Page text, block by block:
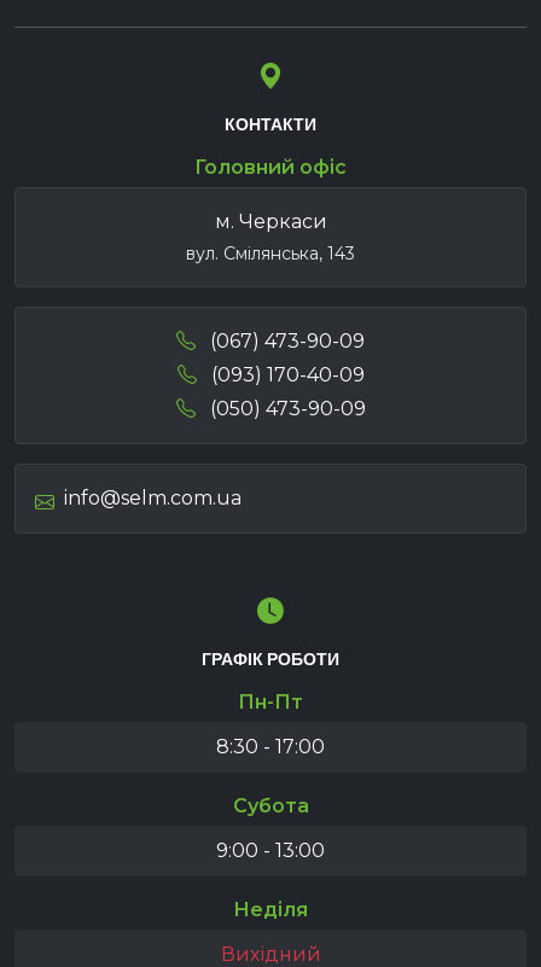
КОНТАКТИ
Головний офіс
м. Черкаси
вул. Смілянська, 143
(067) 473-90-09
(093) 170-40-09
(050) 473-90-09
info@selm.com.ua
ГРАФІК РОБОТИ
Пн-Пт
8:30 - 17:00
Субота
9:00 - 13:00
Неділя
Вихідний